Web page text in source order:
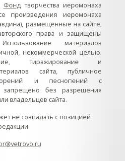
Фондтворчества иеромонаха
произведения иеромонаха
размещённые на сайте,
права и защищены
материалов
некоммерческой целью.
тиражирование и
сайта, публичное
и песнопений с
запрещено без разрешения
владельцев сайта.
не совпадать с позицией